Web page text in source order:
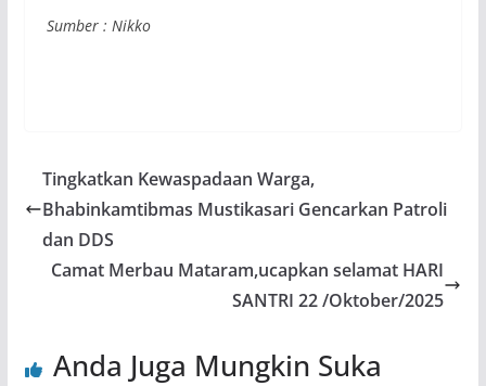
Sumber : Nikko
Tingkatkan Kewaspadaan Warga,
Bhabinkamtibmas Mustikasari Gencarkan Patroli
dan DDS
Camat Merbau Mataram,ucapkan selamat HARI
SANTRI 22 /Oktober/2025
Anda Juga Mungkin Suka